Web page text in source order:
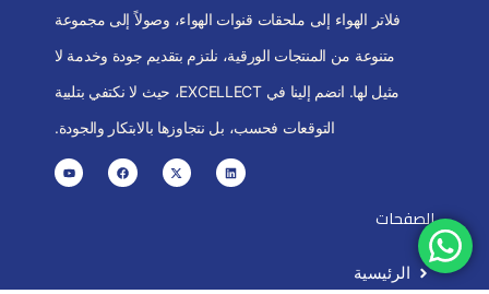
فلاتر الهواء إلى ملحقات قنوات الهواء، وصولاً إلى مجموعة
متنوعة من المنتجات الورقية، نلتزم بتقديم جودة وخدمة لا
مثيل لها. انضم إلينا في EXCELLECT، حيث لا نكتفي بتلبية
التوقعات فحسب، بل نتجاوزها بالابتكار والجودة.
i
n
k
-
t
w
a
c
e
o
u
t
الصفحات
الرئيسية